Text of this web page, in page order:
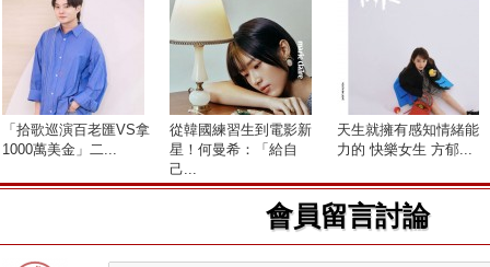
「拾歌巡演百老匯VS拿
1000萬美金」二...
從韓國練習生到電影新
星！何曼希：「給自
己...
天生就擁有感知情緒能
力的 快樂女生 方郁...
會員留言討論